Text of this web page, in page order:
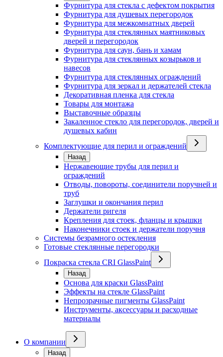
Фурнитура для стекла с дефектом покрытия
Фурнитура для душевых перегородок
Фурнитура для межкомнатных дверей
Фурнитура для стеклянных маятниковых
дверей и перегородок
Фурнитура для саун, бань и хамам
Фурнитура для стеклянных козырьков и
навесов
Фурнитура для стеклянных ограждений
Фурнитура для зеркал и держателей стекла
Декоративная пленка для стекла
Товары для монтажа
Выставочные образцы
Закаленное стекло для перегородок, дверей и
душевых кабин
Комплектующие для перил и ограждений
Назад
Нержавеющие трубы для перил и
ограждений
Отводы, повороты, соединители поручней и
труб
Заглушки и окончания перил
Держатели ригеля
Крепления для стоек, фланцы и крышки
Наконечники стоек и держатели поручня
Системы безрамного остекления
Готовые стеклянные перегородки
Покраска стекла CRI GlassPaint
Назад
Основа для краски GlassPaint
Эффекты на стекле GlassPaint
Непрозрачные пигменты GlassPaint
Инструменты, аксессуары и расходные
материалы
О компании
Назад